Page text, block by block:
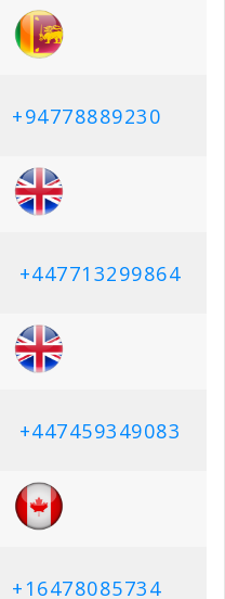
+94778889230
+447713299864
+447459349083
+16478085734